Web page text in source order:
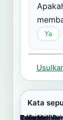
Ya
Cara
Lampiran
Referensi
Informasi
Kata
Jelajahi